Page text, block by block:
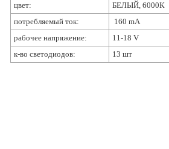
цвет:
БЕЛЫЙ, 6000К
потребляемый ток:
160 mA
рабочее напряжение:
11-18 V
к-во светодиодов:
13 шт